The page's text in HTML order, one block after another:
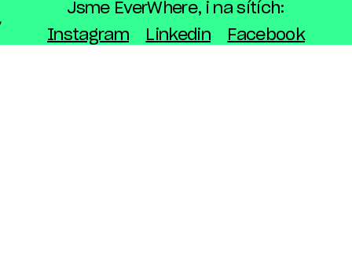
Jsme EverWhere, i na sítích:
Instagram
Linkedin Facebook